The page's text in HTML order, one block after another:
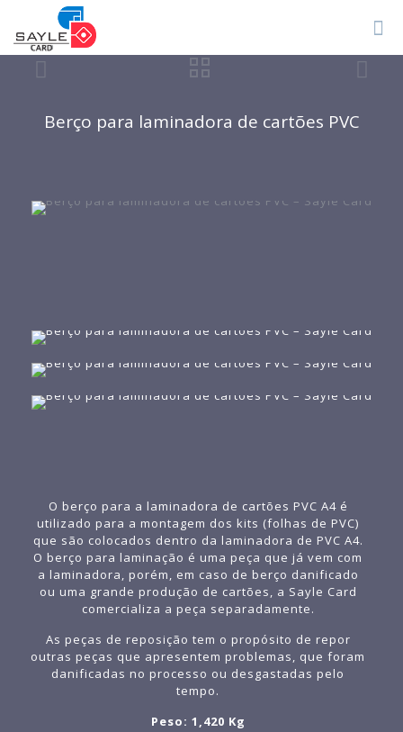
Berço para laminadora de cartões PVC
O berço para a laminadora de cartões PVC A4 é
utilizado para a montagem dos kits (folhas de PVC)
que são colocados dentro da laminadora de PVC A4.
O berço para laminação é uma peça que já vem com
a laminadora, porém, em caso de berço danificado
ou uma grande produção de cartões, a Sayle Card
comercializa a peça separadamente.
As peças de reposição tem o propósito de repor
outras peças que apresentem problemas, que foram
danificadas no processo ou desgastadas pelo
tempo.
Peso: 1,420 Kg